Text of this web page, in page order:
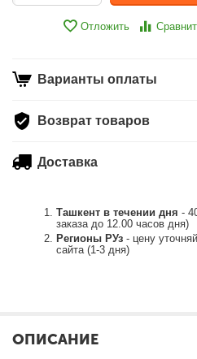
Отложить
Варианты оплаты
Возврат товаров
Доставка
Ташкент в течении дня -
заказа до 12.00 часов дня)
Регионы РУз - цену
сайта (1-3 дня)
ОПИСАНИЕ